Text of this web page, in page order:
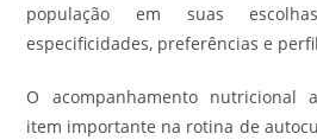
população em suas
especificidades, preferências e
O acompanhamento nutricional
item importante na rotina de